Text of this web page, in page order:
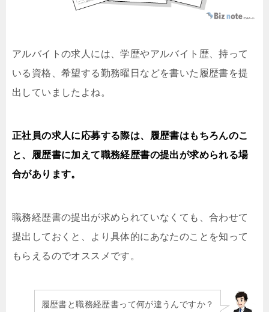
アルバイトの求人には、学歴やアルバイト歴、持って
いる資格、希望する勤務曜日などを書いた履歴書を提
出していましたよね。
正社員の求人に応募する際は、履歴書はもちろんのこ
と、履歴書に加えて職務経歴書の提出が求められる場
合があります。
職務経歴書の提出が求められていなくても、合わせて
提出しておくと、より具体的にあなたのことを知って
もらえるのでオススメです。
履歴書と職務経歴書って何が違うんですか？